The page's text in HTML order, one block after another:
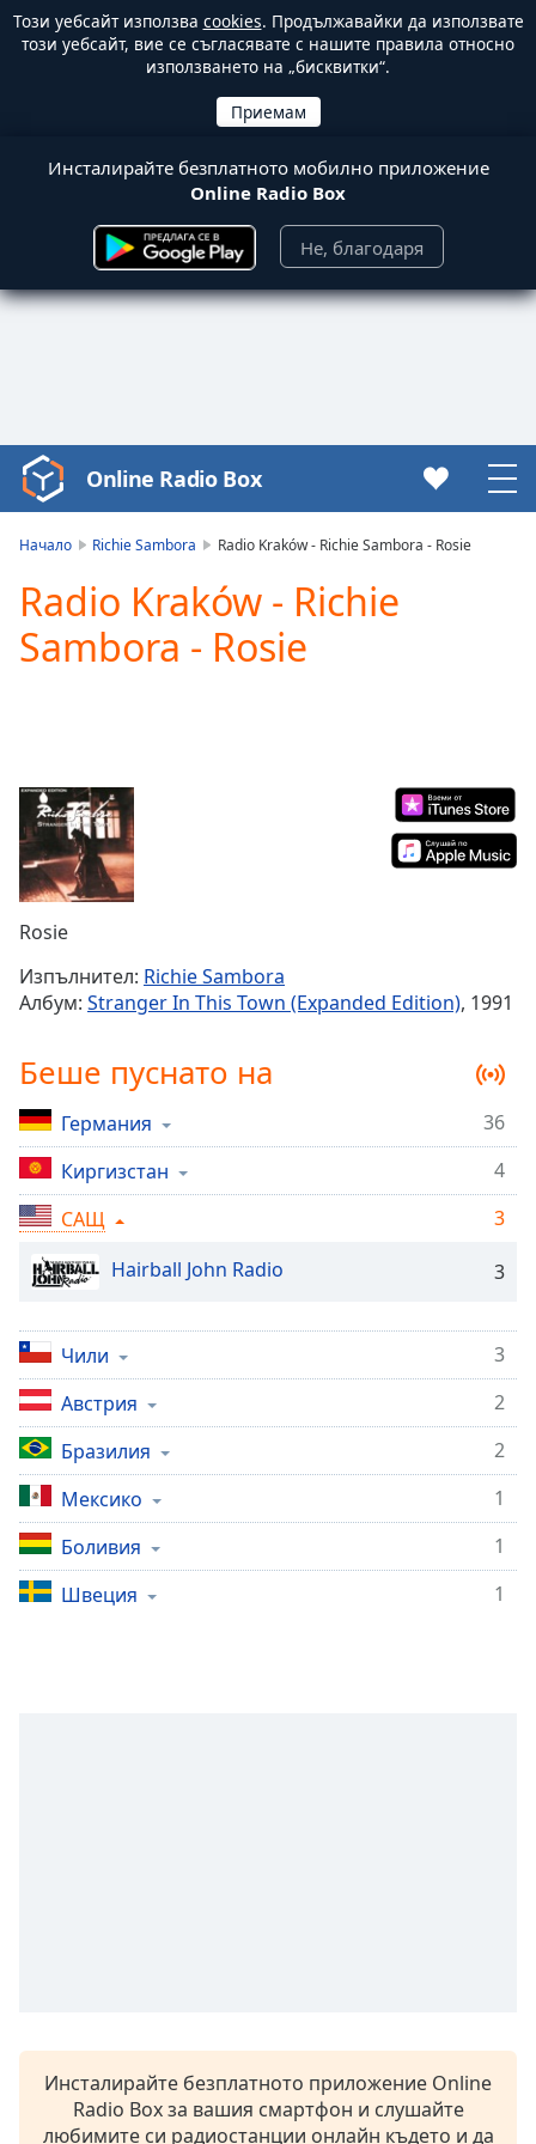
Този уебсайт използва cookies. Продължавайки да използвате
този уебсайт, вие се съгласявате с нашите правила относно
използването на „бисквитки“.
Инсталирайте безплатното мобилно приложение
Online Radio Box
Не, благодаря
Video
Player
Play
Video
Play
Current
Time0:00
Duration -:-
Loaded:
Stream
TypeLIVE
Seek to
live,
liveLIVE
Time-
1x
Playback
Chapters
Chapters
Descriptions
descriptions
off,
selected
Subtitles
subtitles
settings,
window.
Online Radio Box
Начало Richie Sambora Radio Kraków - Richie Sambora - Rosie
Radio Kraków - Richie
Sambora - Rosie
Rosie
Изпълнител: Richie Sambora
Албум: Stranger In This Town (Expanded Edition), 1991
Беше пуснато на
Германия
36
Киргизстан
4
САЩ
3
Hairball John Radio
3
Чили
3
Австрия
2
Бразилия
2
Мексико
1
Боливия
1
Швеция
1
Инсталирайте безплатното приложение Online
Radio Box за вашия смартфон и слушайте
любимите си радиостанции онлайн където и да